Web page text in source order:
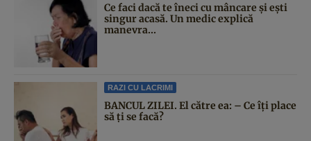
Ce faci dacă te îneci cu mâncare și ești
singur acasă. Un medic explică
manevra...
RAZI CU LACRIMI
BANCUL ZILEI. El către ea: – Ce îți place
să ți se facă?